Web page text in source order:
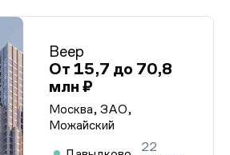
Веер
От 15,7 до 70,8
млн ₽
Москва, ЗАО,
Можайский
22